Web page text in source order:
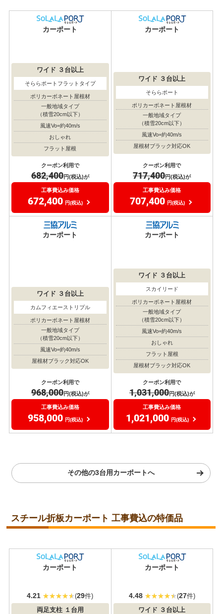
カーポート
ワイド ３台以上
そららポートフラットタイプ
ポリカーボネート屋根材
一般地域タイプ
（積雪20cm以下）
風速Vo=約40m/s
おしゃれ
フラット屋根
クーポン利用で
682,400円(税込)が
工事費込み価格
672,400 円(税込)
カーポート
ワイド ３台以上
そららポート
ポリカーボネート屋根材
一般地域タイプ
（積雪20cm以下）
風速Vo=約40m/s
屋根材ブラック対応OK
クーポン利用で
717,400円(税込)が
工事費込み価格
707,400 円(税込)
カーポート
ワイド ３台以上
カムフィエーストリプル
ポリカーボネート屋根材
一般地域タイプ
（積雪20cm以下）
風速Vo=約40m/s
屋根材ブラック対応OK
クーポン利用で
968,000円(税込)が
工事費込み価格
958,000 円(税込)
カーポート
ワイド ３台以上
スカイリード
ポリカーボネート屋根材
一般地域タイプ
（積雪20cm以下）
風速Vo=約40m/s
おしゃれ
フラット屋根
屋根材ブラック対応OK
クーポン利用で
1,031,000円(税込)が
工事費込み価格
1,021,000 円(税込)
その他の3台用カーポートへ
スチール折板カーポート 工事費込の特価品
カーポート
耐積雪/風圧
4.21 (29件)
両足支柱 １台用
カーポート
耐積雪/風圧
4.48 (27件)
ワイド ３台以上